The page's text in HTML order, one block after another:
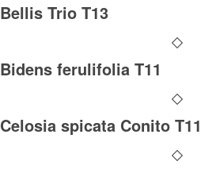
Bellis Trio T13
Bidens ferulifolia T11
Celosia spicata Conito T11